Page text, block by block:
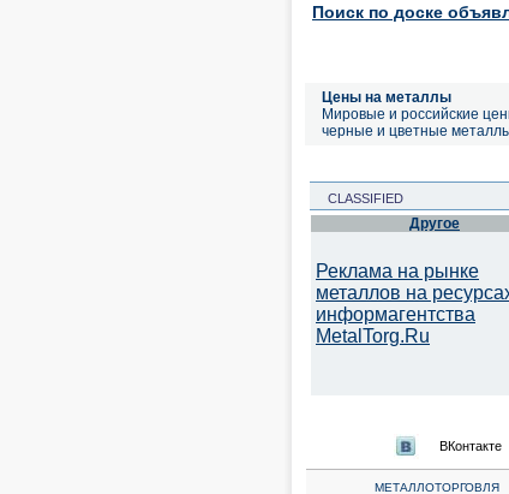
Поиск по доске
Цены на металлы
Мировые и российские
черные и цветные
CLASSIFIED
Другое
Реклама на рынке
металлов на
информагентства
MetalTorg.Ru
ВКонтакте
МЕТАЛЛОТОРГОВЛЯ